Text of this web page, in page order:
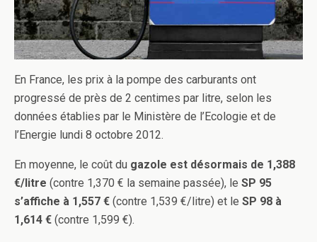
En France, les prix à la pompe des carburants ont
progressé de près de 2 centimes par litre, selon les
données établies par le Ministère de l’Ecologie et de
l’Energie lundi 8 octobre 2012.
En moyenne, le coût du gazole est désormais de 1,388
€/litre (contre 1,370 € la semaine passée), le SP 95
s’affiche à 1,557 € (contre 1,539 €/litre) et le SP 98 à
1,614 € (contre 1,599 €).